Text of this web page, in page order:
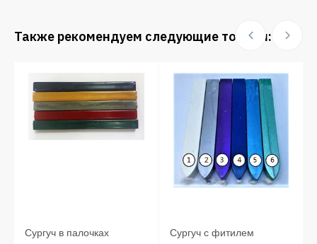
Также рекомендуем следующие товары:
Сургуч в палочках Сургуч с фитилем